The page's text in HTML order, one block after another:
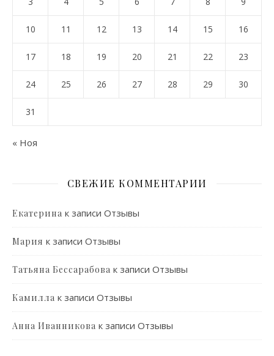
10 11 12 13 14 15 16
17 18 19 20 21 22 23
24 25 26 27 28 29 30
31
« Ноя
СВЕЖИЕ КОММЕНТАРИИ
Екатерина к записи Отзывы
Мария к записи Отзывы
Татьяна Бессарабова к записи Отзывы
Камилла к записи Отзывы
Анна Иванникова к записи Отзывы